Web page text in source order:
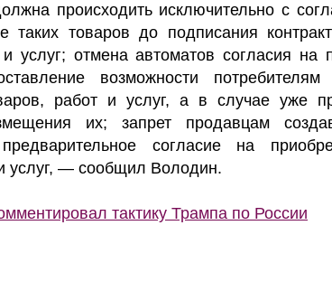
происходить исключительно с
таких товаров до подписания
услуг; отмена автоматов согласия на
возможности
работ и услуг, а в случае уже
их; запрет продавцам
согласие на
услуг, — сообщил Володин.
тактику Трампа по России